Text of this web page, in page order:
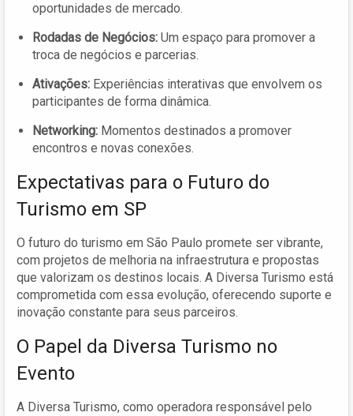
oportunidades de mercado.
Rodadas de Negócios: Um espaço para promover a
troca de negócios e parcerias.
Ativações: Experiências interativas que envolvem os
participantes de forma dinâmica.
Networking: Momentos destinados a promover
encontros e novas conexões.
Expectativas para o Futuro do
Turismo em SP
O futuro do turismo em São Paulo promete ser vibrante,
com projetos de melhoria na infraestrutura e propostas
que valorizam os destinos locais. A Diversa Turismo está
comprometida com essa evolução, oferecendo suporte e
inovação constante para seus parceiros.
O Papel da Diversa Turismo no
Evento
A Diversa Turismo, como operadora responsável pelo